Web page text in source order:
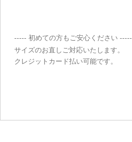
----- 初めての方もご安心ください -----
サイズのお直しご対応いたします。
クレジットカード払い可能です。